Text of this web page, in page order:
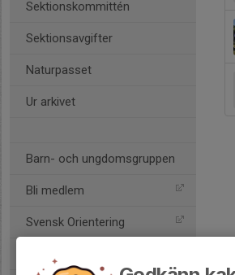
Sektionskommittén
Sektionsavgifter
Naturpasset
Ur arkivet
Barn- och ungdomsgruppen
Bli medlem
Svensk Orientering